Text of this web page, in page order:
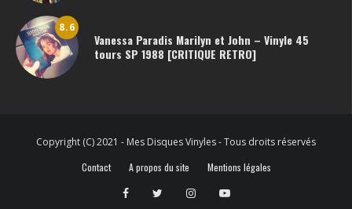
8.6
Vanessa Paradis Marilyn et John – Vinyle 45
tours SP 1988 [CRITIQUE RETRO]
Copyright (C) 2021 - Mes Disques Vinyles - Tous droits réservés
Contact
A propos du site Mentions légales